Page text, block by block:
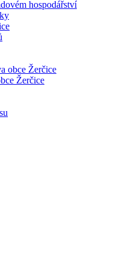
hospodářství
obce Žerčice
Žerčice